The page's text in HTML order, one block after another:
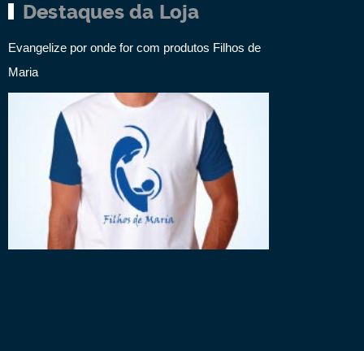
Destaques da Loja
Evangelize por onde for com produtos Filhos de
Maria